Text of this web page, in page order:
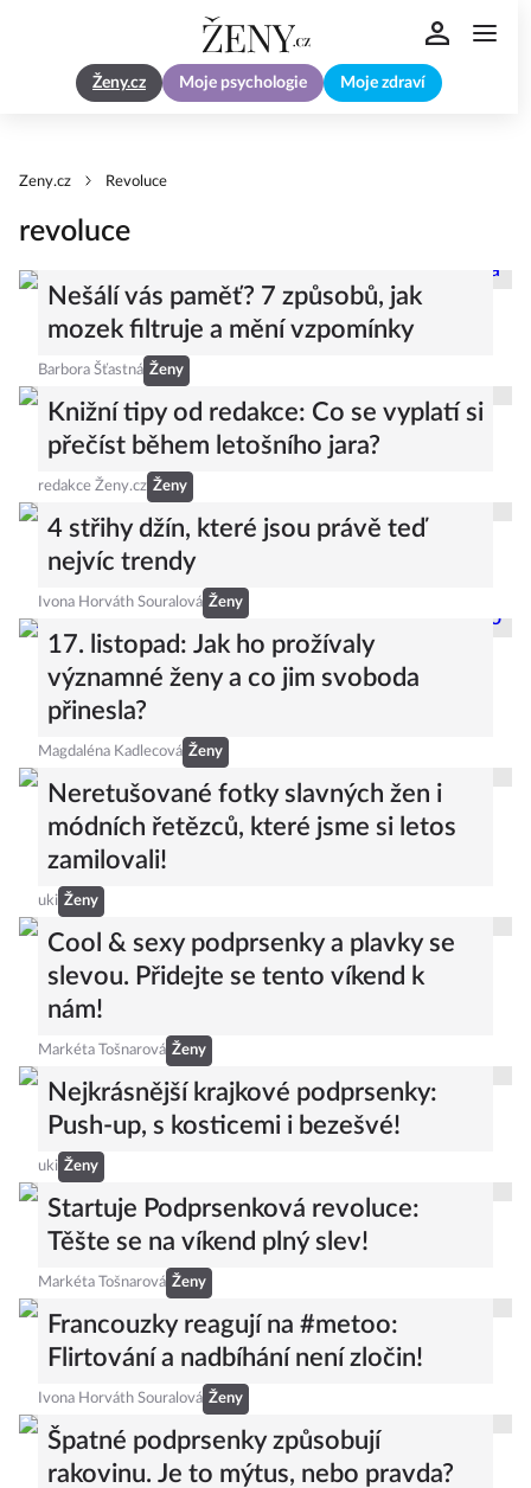
Ženy.cz Moje psychologie Moje zdraví
Zeny.cz Revoluce
revoluce
Nešálí vás paměť? 7 způsobů, jak
mozek filtruje a mění vzpomínky
Barbora Šťastná Ženy
Knižní tipy od redakce: Co se vyplatí si
přečíst během letošního jara?
redakce Ženy.cz Ženy
4 střihy džín, které jsou právě teď
nejvíc trendy
Ivona Horváth Souralová Ženy
17. listopad: Jak ho prožívaly
významné ženy a co jim svoboda
přinesla?
Magdaléna Kadlecová Ženy
Neretušované fotky slavných žen i
módních řetězců, které jsme si letos
zamilovali!
uki Ženy
Cool & sexy podprsenky a plavky se
slevou. Přidejte se tento víkend k
nám!
Markéta Tošnarová Ženy
Nejkrásnější krajkové podprsenky:
Push-up, s kosticemi i bezešvé!
uki Ženy
Startuje Podprsenková revoluce:
Těšte se na víkend plný slev!
Markéta Tošnarová Ženy
Francouzky reagují na #metoo:
Flirtování a nadbíhání není zločin!
Ivona Horváth Souralová Ženy
Špatné podprsenky způsobují
rakovinu. Je to mýtus, nebo pravda?